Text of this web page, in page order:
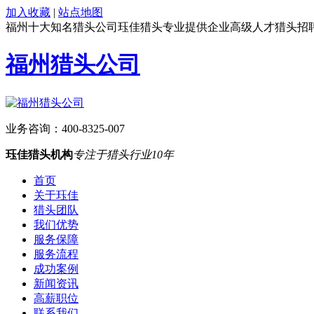
加入收藏 | 站点地图
福州十大知名猎头公司珏佳猎头专业提供企业高级人才猎头招
福州猎头公司
业务咨询： 400-8325-007
珏佳猎头机构专注于猎头行业10年
首页
关于珏佳
猎头团队
我们优势
服务保障
服务流程
成功案例
新闻资讯
高薪职位